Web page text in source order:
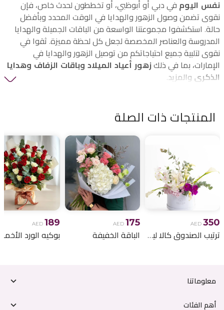
نفس اليوم في دبي أو أبوظبي، أو تخططون لحدث خاص، فإن
نقوى تضمن وصول الزهور والهدايا في الوقت المحدد وبأفضل
حالة. استكشفوا مجموعتنا الواسعة من الباقات الجميلة والهدايا
المدروسة والعناصر المخصصة لجعل كل لحظة مميزة. ثقوا في
نقوى لتلبية جميع احتياجاتكم من توصيل الزهور والهدايا في
الإمارات، بما في ذلك زهور أعياد الميلاد وباقات الزفاف وهدايا
الذكرى والمزيد.
المنتجات ذات الصلة
AED 350
ترتيب الصندوق كالا ليلي
AED 175
الباقة الخفيفة
AED 189
معلوماتنا
أهم الفئات